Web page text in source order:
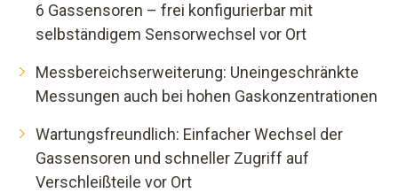
6 Gassensoren – frei konfigurierbar mit
selbständigem Sensorwechsel vor Ort
Messbereichserweiterung: Uneingeschränkte
Messungen auch bei hohen Gaskonzentrationen
Wartungsfreundlich: Einfacher Wechsel der
Gassensoren und schneller Zugriff auf
Verschleißteile vor Ort